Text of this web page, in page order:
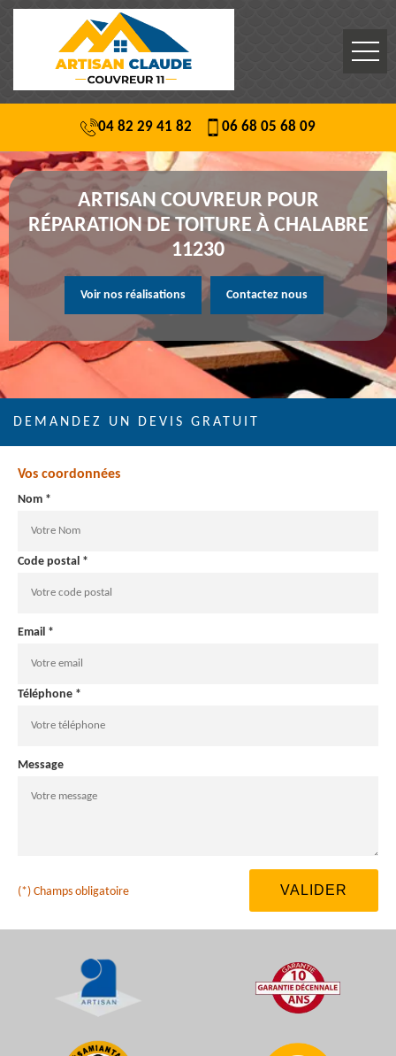
04 82 29 41 82 06 68 05 68 09
ARTISAN COUVREUR POUR
RÉPARATION DE TOITURE À CHALABRE
11230
Voir nos réalisations Contactez nous
DEMANDEZ UN DEVIS GRATUIT
Vos coordonnées
Nom *
Code postal *
Email *
Téléphone *
Message
(*) Champs obligatoire